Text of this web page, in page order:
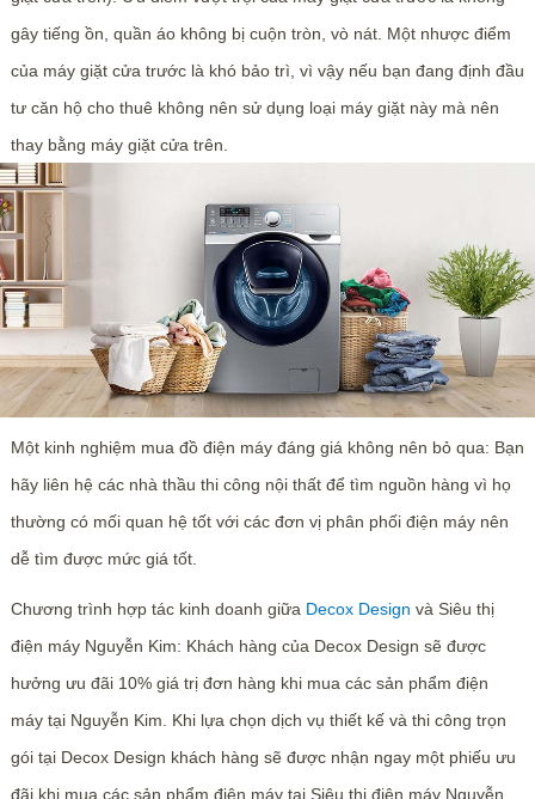
gây tiếng ồn, quần áo không bị cuộn tròn, vò nát. Một nhược điểm
của máy giặt cửa trước là khó bảo trì, vì vậy nếu bạn đang định đầu
tư căn hộ cho thuê không nên sử dụng loại máy giặt này mà nên
thay bằng máy giặt cửa trên.
Một kinh nghiệm mua đồ điện máy đáng giá không nên bỏ qua: Bạn
hãy liên hệ các nhà thầu thi công nội thất để tìm nguồn hàng vì họ
thường có mối quan hệ tốt với các đơn vị phân phối điện máy nên
dễ tìm được mức giá tốt.
Chương trình hợp tác kinh doanh giữa Decox Design và Siêu thị
điện máy Nguyễn Kim: Khách hàng của Decox Design sẽ được
hưởng ưu đãi 10% giá trị đơn hàng khi mua các sản phẩm điện
máy tại Nguyễn Kim. Khi lựa chọn dịch vụ thiết kế và thi công trọn
gói tại Decox Design khách hàng sẽ được nhận ngay một phiếu ưu
đãi khi mua các sản phẩm điện máy tại Siêu thị điện máy Nguyễn